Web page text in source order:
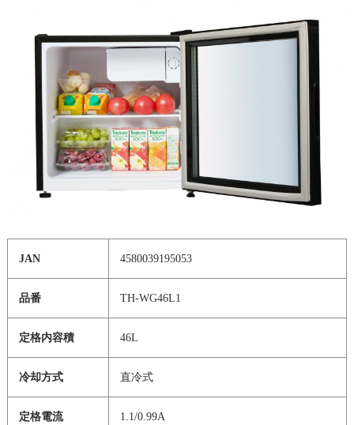
JAN 4580039195053
品番 TH-WG46L1
定格内容積 46L
冷却方式 直冷式
定格電流 1.1/0.99A